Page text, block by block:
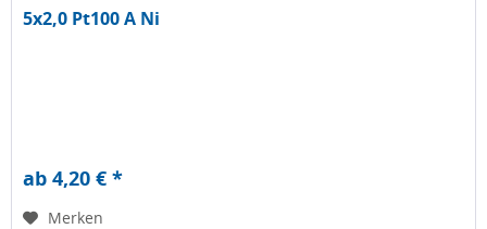
5x2,0 Pt100 A Ni
ab 4,20 € *
Merken